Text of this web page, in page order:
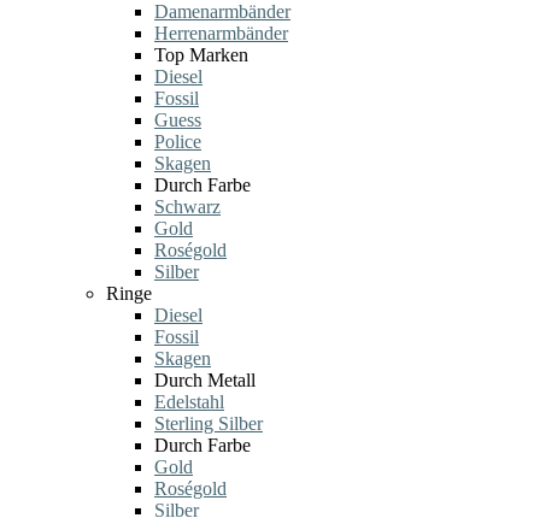
Damenarmbänder
Herrenarmbänder
Top Marken
Diesel
Fossil
Guess
Police
Skagen
Durch Farbe
Schwarz
Gold
Roségold
Silber
Ringe
Diesel
Fossil
Skagen
Durch Metall
Edelstahl
Sterling Silber
Durch Farbe
Gold
Roségold
Silber